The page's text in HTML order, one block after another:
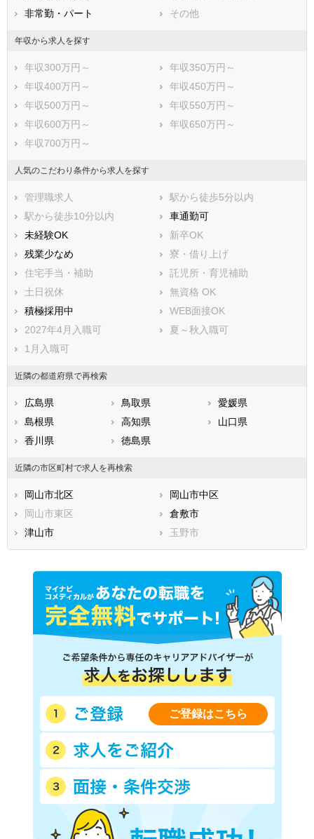
非常勤・パート
その他
年収から求人を探す
年収300万円～
年収350万円～
年収400万円～
年収450万円～
年収500万円～
年収550万円～
年収600万円～
年収650万円～
年収700万円～
人気のこだわり条件から求人を探す
管理職求人
駅から徒歩5分以内
駅から徒歩10分以内
車通勤可
未経験OK
新卒OK
残業少なめ
寮・借り上げ
住宅手当・補助
託児所・育児補助
土日祝休
無資格 OK
積極採用中
WEB面接OK
2027年4月入職可
夏～秋入職可
1月入職可
近隣の都道府県で再検索
広島県 鳥取県
愛媛県
島根県
高知県
山口県
香川県
徳島県
近隣の市区町村で求人を再検索
岡山市北区
岡山市中区
岡山市東区
倉敷市
津山市
玉野市
ご登録はこちら